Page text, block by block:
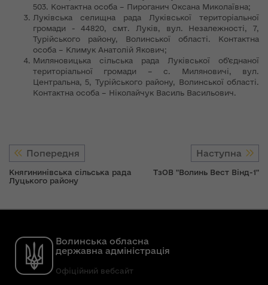
503. Контактна особа – Пироганич Оксана Миколаївна;
Луківська селищна рада Луківської територіальної
громади - 44820, смт. Луків, вул. Незалежності, 7,
Турійського району, Волинської області. Контактна
особа – Климук Анатолій Якович;
Миляновицька сільська рада Луківської об’єднаної
територіальної громади – с. Миляновичі, вул.
Центральна, 5, Турійського району, Волинської області.
Контактна особа – Ніколайчук Василь Васильович.
Попередня
Княгининівська сільська рада
Луцького району
Наступна
ТзОВ "Волинь Вест Вінд-1"
Волинська обласна
державна адміністрація
Офіційний вебсайт